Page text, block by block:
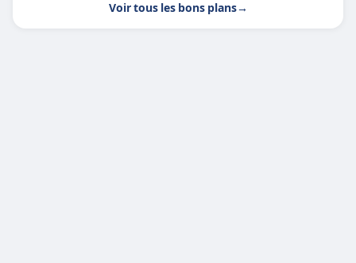
Voir tous les bons plans→